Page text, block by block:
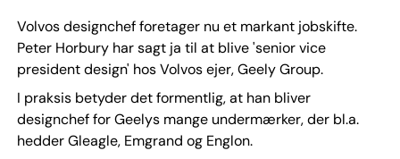
Volvos designchef foretager nu et markant jobskifte.
Peter Horbury har sagt ja til at blive 'senior vice
president design' hos Volvos ejer, Geely Group.
I praksis betyder det formentlig, at han bliver
designchef for Geelys mange undermærker, der bl.a.
hedder Gleagle, Emgrand og Englon.